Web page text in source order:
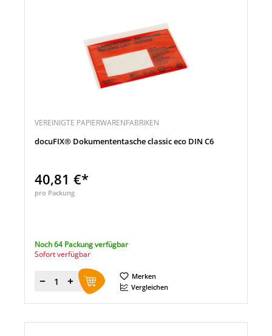
VEREINIGTE PAPIERWARENFABRIKEN
docuFIX® Dokumententasche classic eco DIN C6
40,81 €*
pro Packung
Noch 64 Packung verfügbar
Sofort verfügbar
Menge
Merken
Vergleichen